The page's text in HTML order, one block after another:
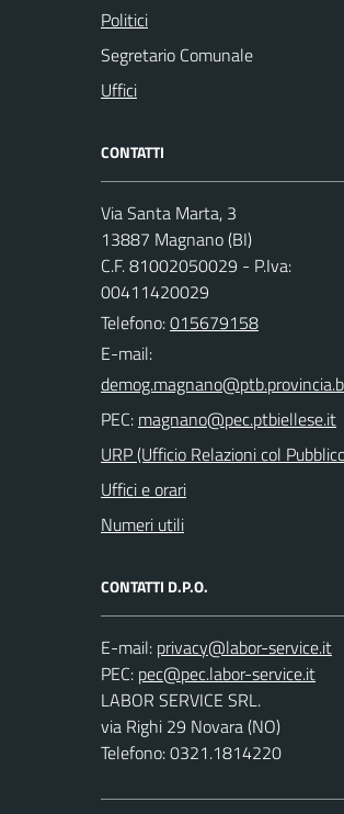
Politici
Segretario Comunale
Uffici
CONTATTI
Via Santa Marta, 3
13887 Magnano (BI)
C.F. 81002050029 - P.Iva:
00411420029
Telefono:015679158
E-mail:
PEC:
URP (Ufficio Relazioni col
Uffici e orari
Numeri utili
CONTATTI D.P.O.
E-mail:
PEC:
LABOR SERVICE SRL.
via Righi 29 Novara (NO)
Telefono: 0321.1814220